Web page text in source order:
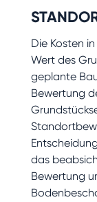
Die Kosten
Wert des
geplante
Bewertung
das
Bewertung